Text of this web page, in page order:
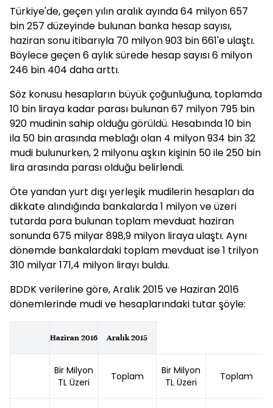
Türkiye'de, geçen yılın aralık ayında 64 milyon 657
bin 257 düzeyinde bulunan banka hesap sayısı,
haziran sonu itibarıyla 70 milyon 903 bin 661'e ulaştı.
Böylece geçen 6 aylık sürede hesap sayısı 6 milyon
246 bin 404 daha arttı.
Söz konusu hesapların büyük çoğunluğuna, toplamda
10 bin liraya kadar parası bulunan 67 milyon 795 bin
920 mudinin sahip olduğu görüldü. Hesabında 10 bin
ila 50 bin arasında meblağı olan 4 milyon 934 bin 32
mudi bulunurken, 2 milyonu aşkın kişinin 50 ile 250 bin
lira arasında parası olduğu belirlendi.
Öte yandan yurt dışı yerleşik mudilerin hesapları da
dikkate alındığında bankalarda 1 milyon ve üzeri
tutarda para bulunan toplam mevduat haziran
sonunda 675 milyar 898,9 milyon liraya ulaştı. Aynı
dönemde bankalardaki toplam mevduat ise 1 trilyon
310 milyar 171,4 milyon lirayı buldu.
BDDK verilerine göre, Aralık 2015 ve Haziran 2016
dönemlerinde mudi ve hesaplarındaki tutar şöyle:
Haziran 2016 Aralık 2015
Bir Milyon
TL Üzeri
Toplam
Bir Milyon
TL Üzeri
Toplam